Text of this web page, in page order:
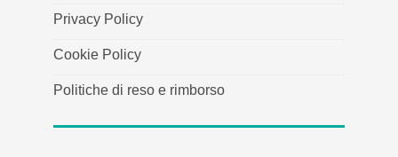
Privacy Policy
Cookie Policy
Politiche di reso e rimborso